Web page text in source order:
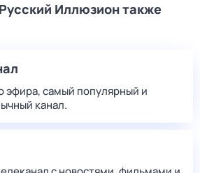
Иллюзион также
эфира, самый популярный и
канал.